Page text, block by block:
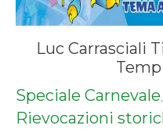
Luc Carrasciali
Speciale Carnevale,
Rievocazioni